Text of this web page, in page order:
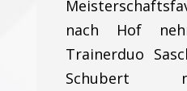
nach Hof
Trainerduo
Schubert